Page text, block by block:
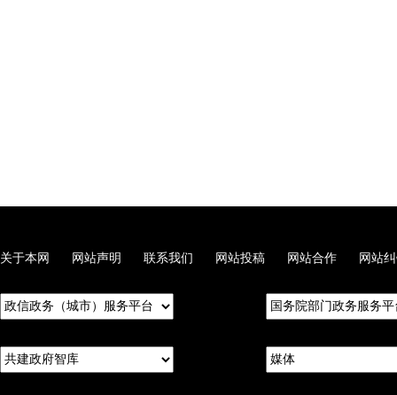
关于本网 网站声明 联系我们 网站投稿 网站合作 网站